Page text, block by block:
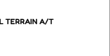
TERRAIN A/T